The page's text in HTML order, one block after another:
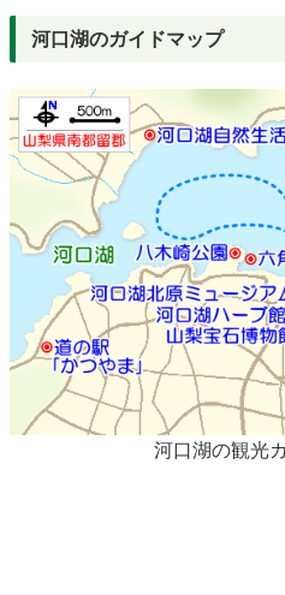
河口湖のガイドマップ
河口湖の観光